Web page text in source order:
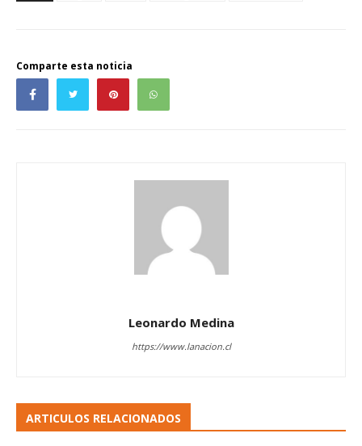
Comparte esta noticia
Leonardo Medina
https://www.lanacion.cl
ARTICULOS RELACIONADOS